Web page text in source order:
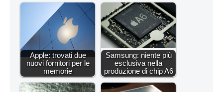
Apple: trovati due
nuovi fornitori per le
memorie
Samsung: niente più
esclusiva nella
produzione di chip A6